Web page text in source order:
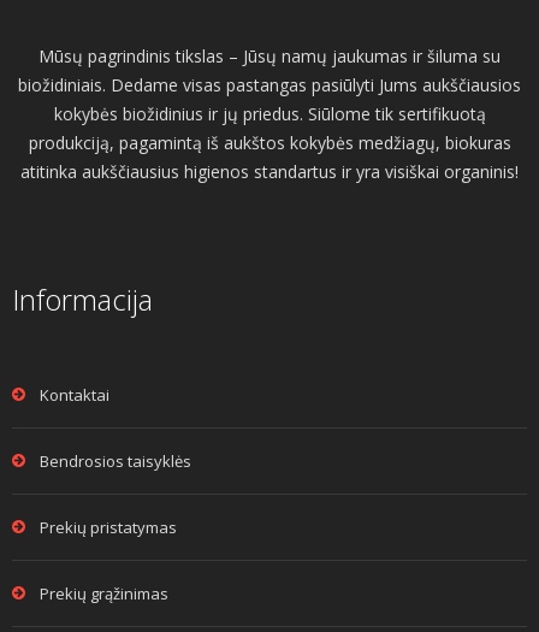
Mūsų pagrindinis tikslas – Jūsų namų jaukumas ir šiluma su
biožidiniais. Dedame visas pastangas pasiūlyti Jums aukščiausios
kokybės biožidinius ir jų priedus. Siūlome tik sertifikuotą
produkciją, pagamintą iš aukštos kokybės medžiagų, biokuras
atitinka aukščiausius higienos standartus ir yra visiškai organinis!
Informacija
Kontaktai
Bendrosios taisyklės
Prekių pristatymas
Prekių grąžinimas